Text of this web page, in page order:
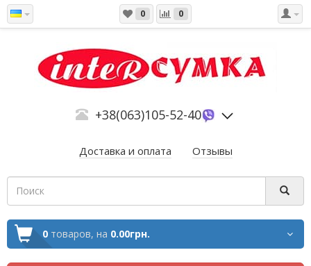
0 0
+38(063)105-52-40
Доставка и оплата Отзывы
0 товаров, на 0.00грн.